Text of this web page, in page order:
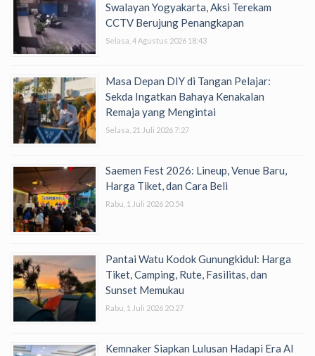
Swalayan Yogyakarta, Aksi Terekam
CCTV Berujung Penangkapan
Selasa, 4 Agustus 2026 18:43
Masa Depan DIY di Tangan Pelajar:
Sekda Ingatkan Bahaya Kenakalan
Remaja yang Mengintai
Selasa, 21 Juli 2026 7:27
Saemen Fest 2026: Lineup, Venue Baru,
Harga Tiket, dan Cara Beli
Rabu, 1 Juli 2026 20:54
Pantai Watu Kodok Gunungkidul: Harga
Tiket, Camping, Rute, Fasilitas, dan
Sunset Memukau
Rabu, 1 Juli 2026 20:27
Kemnaker Siapkan Lulusan Hadapi Era AI